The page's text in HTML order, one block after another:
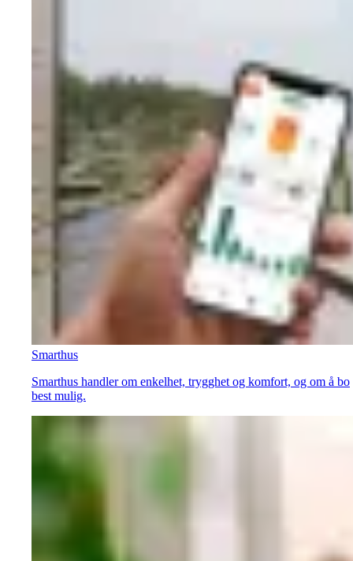
Smarthus
Smarthus handler om enkelhet, trygghet og komfort, og om å bo
best mulig.